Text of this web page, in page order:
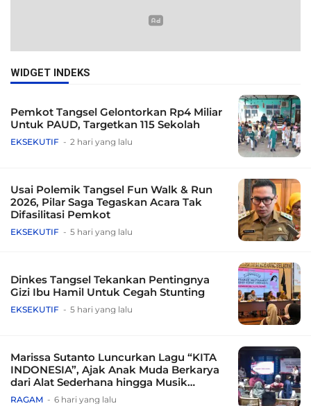
WIDGET INDEKS
Pemkot Tangsel Gelontorkan Rp4 Miliar
Untuk PAUD, Targetkan 115 Sekolah
EKSEKUTIF 2 hari yang lalu
Usai Polemik Tangsel Fun Walk & Run
2026, Pilar Saga Tegaskan Acara Tak
Difasilitasi Pemkot
EKSEKUTIF 5 hari yang lalu
Dinkes Tangsel Tekankan Pentingnya
Gizi Ibu Hamil Untuk Cegah Stunting
EKSEKUTIF 5 hari yang lalu
Marissa Sutanto Luncurkan Lagu “KITA
INDONESIA”, Ajak Anak Muda Berkarya
dari Alat Sederhana hingga Musik
Tradisional
RAGAM 6 hari yang lalu